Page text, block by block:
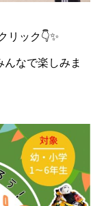
リック👇✨
なで楽しみま